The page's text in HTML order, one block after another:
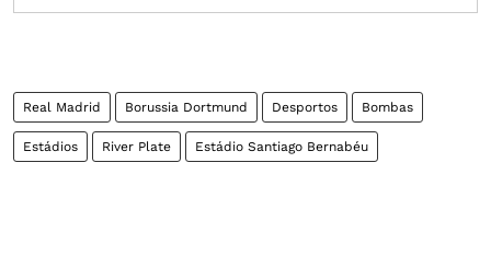
Real Madrid Borussia Dortmund Desportos Bombas
Estádios River Plate Estádio Santiago Bernabéu